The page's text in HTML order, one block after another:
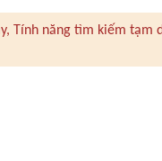
Tính năng tìm kiếm